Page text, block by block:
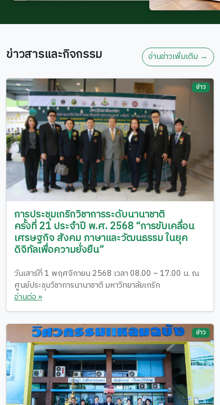
ข่าวสารและกิจกรรม อ่านข่าวเพิ่มเติม →
ข่าว
การประชุมเกริกวิชาการระดับนานาชาติ
ครั้งที่ 21 ประจำปี พ.ศ. 2568 “การขับเคลื่อน
เศรษฐกิจ สังคม ภาษาและวัฒนธรรม ในยุค
ดิจิทัลเพื่อความยั่งยืน”
วันเสาร์ที่ 1 พฤศจิกายน 2568 เวลา 08.00 – 17.00 น. ณ
ศูนย์ประชุมวิชาการนานาชาติ มหาวิทยาลัยเกริก
อ่านต่อ »
ข่าว